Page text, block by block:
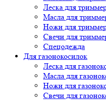
Леска для
Масла для
Ножи для
Свечи для
Спецодежда
Для газонокосилок
Леска для
Масла для
Ножи для
Свечи для